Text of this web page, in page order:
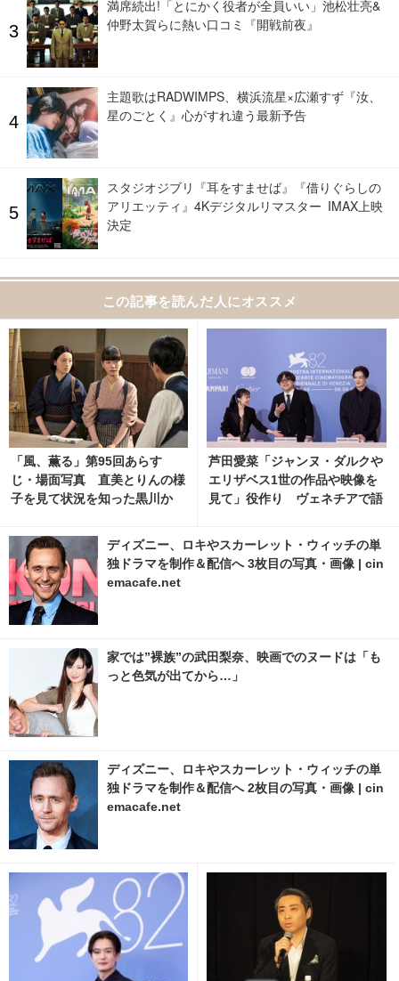
満席続出!「とにかく役者が全員いい」池松壮亮&
仲野太賀らに熱い口コミ『開戦前夜』
主題歌はRADWIMPS、横浜流星×広瀬すず『汝、
星のごとく』心がすれ違う最新予告
スタジオジブリ『耳をすませば』『借りぐらしの
アリエッティ』4Kデジタルリマスター IMAX上映
決定
この記事を読んだ人にオススメ
「風、薫る」第95回あらす
じ・場面写真 直美とりんの様
子を見て状況を知った黒川か
送
芦田愛菜「ジャンヌ・ダルクや
エリザベス1世の作品や映像を
見て」役作り ヴェネチアで語
12枚目の写真・画像 | cinemac
afe.net
ディズニー、ロキやスカーレット・ウィッチの単
独ドラマを制作＆配信へ 3枚目の写真・画像 | cin
emacafe.net
家では”裸族”の武田梨奈、映画でのヌードは「も
っと色気が出てから…」
ディズニー、ロキやスカーレット・ウィッチの単
独ドラマを制作＆配信へ 2枚目の写真・画像 | cin
emacafe.net